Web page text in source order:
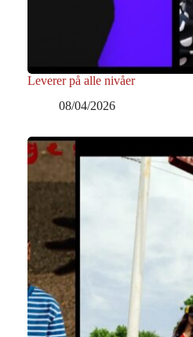
Leverer på alle nivåer
08/04/2026